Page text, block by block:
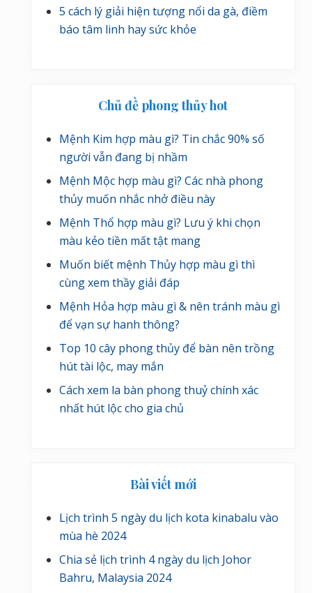
5 cách lý giải hiện tượng nổi da gà, điềm
báo tâm linh hay sức khỏe
Chủ đề phong thủy hot
Mệnh Kim hợp màu gì? Tin chắc 90% số
người vẫn đang bị nhầm
Mệnh Mộc hợp màu gì? Các nhà phong
thủy muốn nhắc nhở điều này
Mệnh Thổ hợp màu gì? Lưu ý khi chọn
màu kẻo tiền mất tật mang
Muốn biết mệnh Thủy hợp màu gì thì
cùng xem thầy giải đáp
Mệnh Hỏa hợp màu gì & nên tránh màu gì
để vạn sự hanh thông?
Top 10 cây phong thủy để bàn nên trồng
hút tài lộc, may mắn
Cách xem la bàn phong thuỷ chính xác
nhất hút lộc cho gia chủ
Bài viết mới
Lịch trình 5 ngày du lịch kota kinabalu vào
mùa hè 2024
Chia sẻ lịch trình 4 ngày du lịch Johor
Bahru, Malaysia 2024